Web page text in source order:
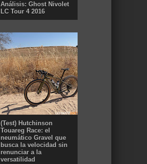
Análisis: Ghost Nivolet
LC Tour 4 2016
(Test) Hutchinson
Touareg Race: el
neumático Gravel que
busca la velocidad sin
renunciar a la
versatilidad